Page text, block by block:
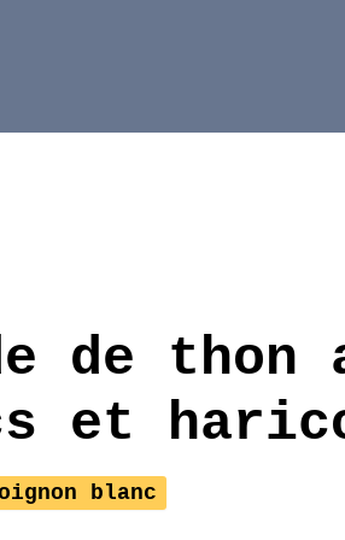
de thon
et
blanc